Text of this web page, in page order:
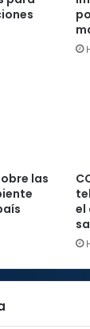
las
el